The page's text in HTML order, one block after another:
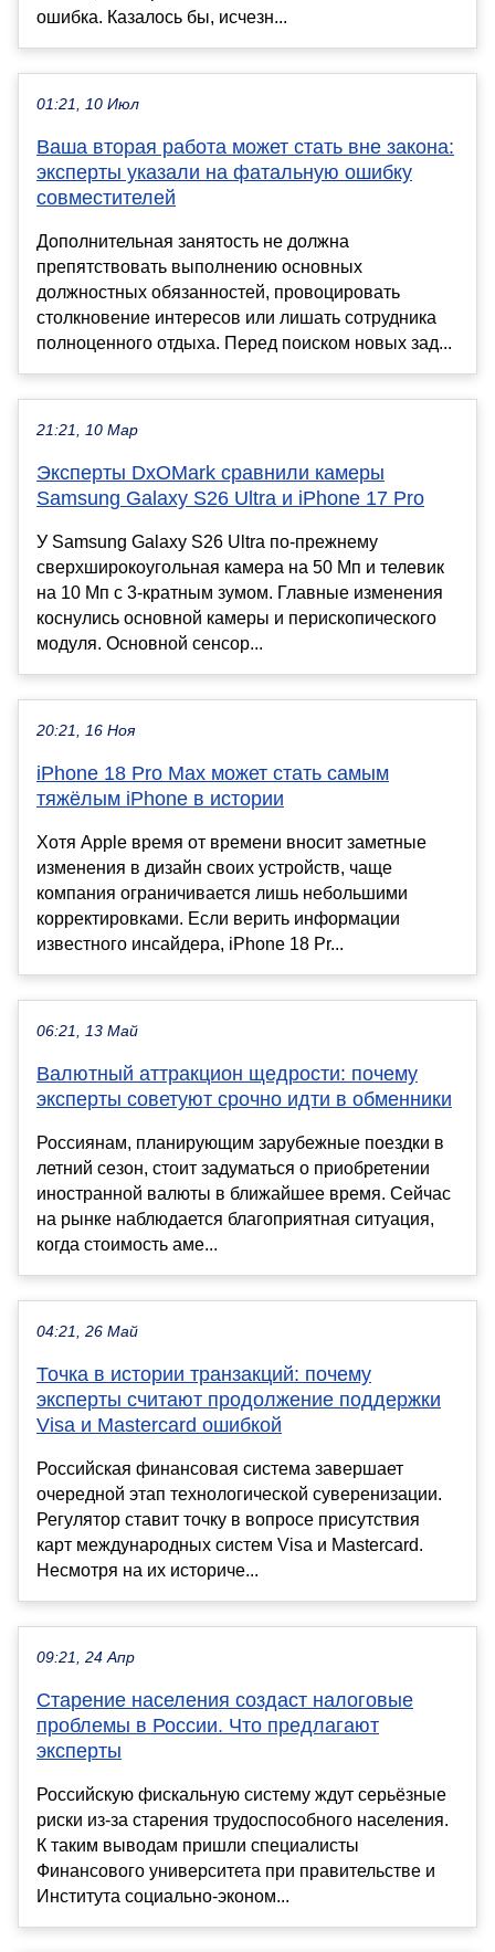
ошибка. Казалось бы, исчезн...
01:21, 10 Июл
Ваша вторая работа может стать вне закона:
эксперты указали на фатальную ошибку
совместителей
Дополнительная занятость не должна
препятствовать выполнению основных
должностных обязанностей, провоцировать
столкновение интересов или лишать сотрудника
полноценного отдыха. Перед поиском новых зад...
21:21, 10 Мар
Эксперты DxOMark сравнили камеры
Samsung Galaxy S26 Ultra и iPhone 17 Pro
У Samsung Galaxy S26 Ultra по-прежнему
сверхширокоугольная камера на 50 Мп и телевик
на 10 Мп с 3-кратным зумом. Главные изменения
коснулись основной камеры и перископического
модуля. Основной сенсор...
20:21, 16 Ноя
iPhone 18 Pro Max может стать самым
тяжёлым iPhone в истории
Хотя Apple время от времени вносит заметные
изменения в дизайн своих устройств, чаще
компания ограничивается лишь небольшими
корректировками. Если верить информации
известного инсайдера, iPhone 18 Pr...
06:21, 13 Май
Валютный аттракцион щедрости: почему
эксперты советуют срочно идти в обменники
Россиянам, планирующим зарубежные поездки в
летний сезон, стоит задуматься о приобретении
иностранной валюты в ближайшее время. Сейчас
на рынке наблюдается благоприятная ситуация,
когда стоимость аме...
04:21, 26 Май
Точка в истории транзакций: почему
эксперты считают продолжение поддержки
Visa и Mastercard ошибкой
Российская финансовая система завершает
очередной этап технологической суверенизации.
Регулятор ставит точку в вопросе присутствия
карт международных систем Visa и Mastercard.
Несмотря на их историче...
09:21, 24 Апр
Старение населения создаст налоговые
проблемы в России. Что предлагают
эксперты
Российскую фискальную систему ждут серьёзные
риски из-за старения трудоспособного населения.
К таким выводам пришли специалисты
Финансового университета при правительстве и
Института социально-эконом...